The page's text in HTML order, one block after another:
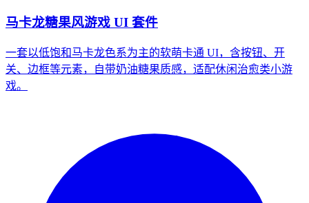
马卡龙糖果风游戏 UI 套件
一套以低饱和马卡龙色系为主的软萌卡通 UI，含按钮、开
关、边框等元素，自带奶油糖果质感，适配休闲治愈类小游
戏。